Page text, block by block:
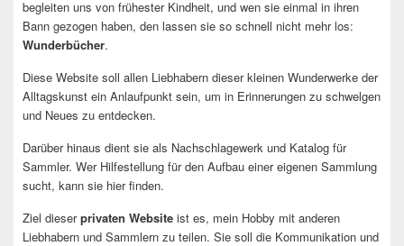
begleiten uns von frühester Kindheit, und wen sie einmal in ihren
Bann gezogen haben, den lassen sie so schnell nicht mehr los:
Wunderbücher.
Diese Website soll allen Liebhabern dieser kleinen Wunderwerke der
Alltagskunst ein Anlaufpunkt sein, um in Erinnerungen zu schwelgen
und Neues zu entdecken.
Darüber hinaus dient sie als Nachschlagewerk und Katalog für
Sammler. Wer Hilfestellung für den Aufbau einer eigenen Sammlung
sucht, kann sie hier finden.
Ziel dieserprivaten Website ist es, mein Hobby mit anderen
Liebhabern und Sammlern zu teilen. Sie soll die Kommunikation und